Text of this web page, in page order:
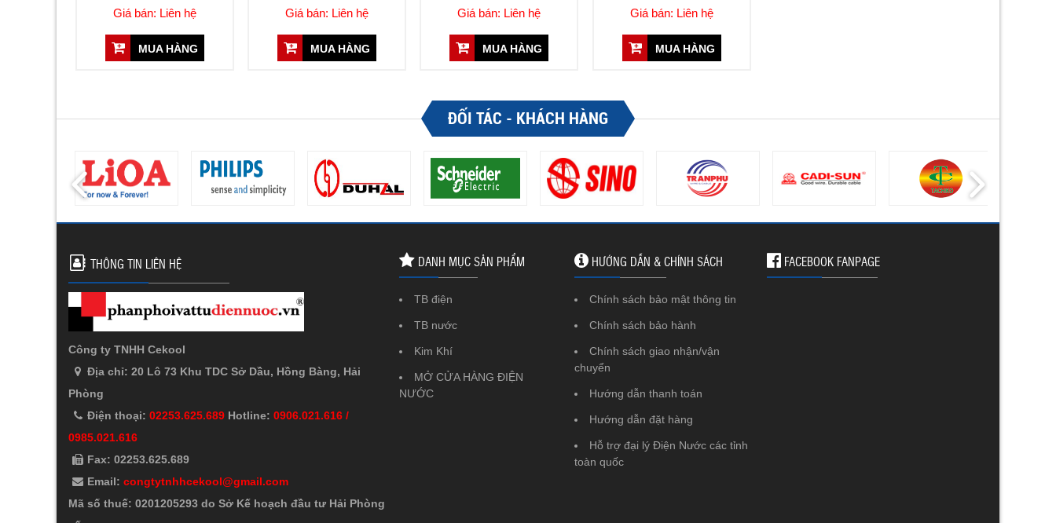
Giá bán: Liên hệ
MUA HÀNG
Giá bán: Liên hệ
MUA HÀNG
Giá bán: Liên hệ
MUA HÀNG
Giá bán: Liên hệ
MUA HÀNG
ĐỐI TÁC - KHÁCH HÀNG
FACEBOOK FANPAGE
HƯỚNG DẪN & CHÍNH SÁCH
Chính sách bảo mật thông tin
Chính sách bảo hành
Chính sách giao nhận/vận
chuyển
Hướng dẫn thanh toán
Hướng dẫn đặt hàng
Hỗ trợ đại lý Điện Nước các tỉnh
toàn quốc
DANH MỤC SẢN PHẨM
TB điện
TB nước
Kim Khí
MỞ CỬA HÀNG ĐIỆN
NƯỚC
THÔNG TIN LIÊN HỆ
Công ty TNHH Cekool
Địa chỉ: 20 Lô 73 Khu TDC Sở Dầu, Hồng Bàng, Hải
Phòng
Điện thoại: 02253.625.689 Hotline: 0906.021.616 /
0985.021.616
Fax: 02253.625.689
Email: congtytnhhcekool@gmail.com
Mã số thuế: 0201205293 do Sở Kế hoạch đầu tư Hải Phòng